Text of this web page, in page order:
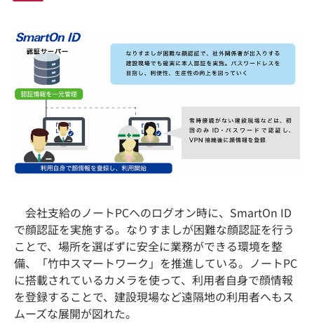
会社支給のノートPCへのログオン時に、SmartOn ID
で顔認証を実施する。なりすましが困難な顔認証を行う
ことで、場所を選ばずに安全に業務ができる環境を整
備、「竹中スマートワーク」を推進している。ノートPC
に搭載されているカメラを使って、利用者自身で顔情報
を登録することで、建設現場など遠隔地の利用者へもス
ムーズな展開が図れた。